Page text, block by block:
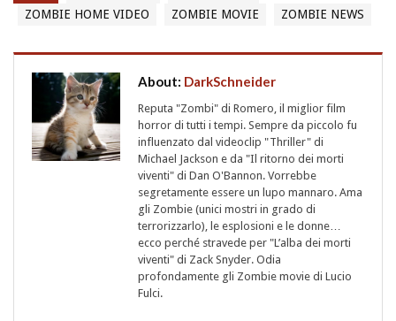
ZOMBIE HOME VIDEO
ZOMBIE MOVIE ZOMBIE NEWS
About: DarkSchneider
Reputa "Zombi" di Romero, il miglior film
horror di tutti i tempi. Sempre da piccolo fu
influenzato dal videoclip "Thriller" di
Michael Jackson e da "Il ritorno dei morti
viventi" di Dan O'Bannon. Vorrebbe
segretamente essere un lupo mannaro. Ama
gli Zombie (unici mostri in grado di
terrorizzarlo), le esplosioni e le donne…
ecco perché stravede per "L’alba dei morti
viventi" di Zack Snyder. Odia
profondamente gli Zombie movie di Lucio
Fulci.